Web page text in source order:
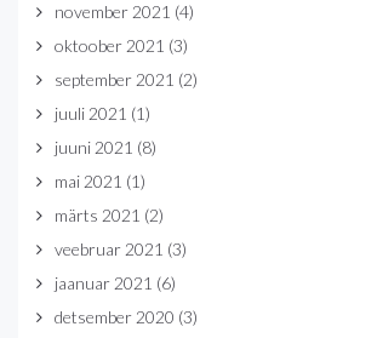
november 2021 (4)
oktoober 2021 (3)
september 2021 (2)
juuli 2021 (1)
juuni 2021 (8)
mai 2021 (1)
märts 2021 (2)
veebruar 2021 (3)
jaanuar 2021 (6)
detsember 2020 (3)